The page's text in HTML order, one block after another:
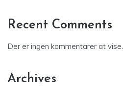
Recent Comments
Der er ingen kommentarer at vise.
Archives